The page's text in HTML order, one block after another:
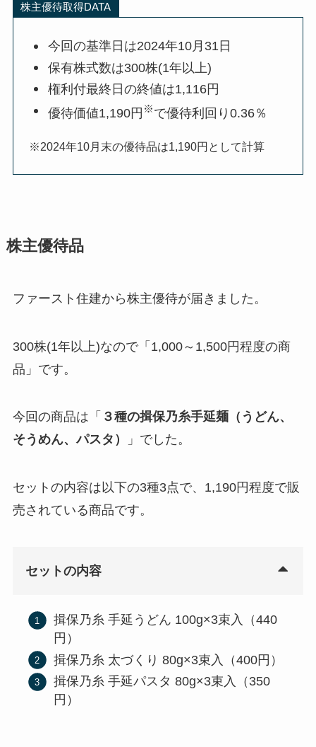
株主優待取得DATA
今回の基準日は2024年10月31日
保有株式数は300株(1年以上)
権利付最終日の終値は1,116円
優待価値1,190円 ※で優待利回り0.36％
※2024年10月末の優待品は1,190円として計算
株主優待品
ファースト住建から株主優待が届きました。
300株(1年以上)なので「1,000～1,500円程度の商
品」です。
今回の商品は「 ３種の揖保乃糸手延麺（うどん、
そうめん、パスタ）
」でした。
セットの内容は以下の3種3点で、1,190円程度で販
売されている商品です。
セットの内容
揖保乃糸 手延うどん 100g×3束入（440
円）
揖保乃糸 太づくり 80g×3束入（400円）
揖保乃糸 手延パスタ 80g×3束入（350
円）